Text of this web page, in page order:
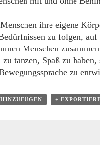
ihre eigene
zu folgen,
Menschen
tanzen, Spaß zu
zu
+